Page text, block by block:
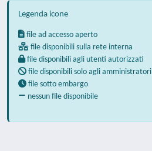
Legenda icone
file ad accesso aperto
file disponibili sulla rete interna
file disponibili agli utenti autorizzati
file disponibili solo agli amministratori
file sotto embargo
nessun file disponibile